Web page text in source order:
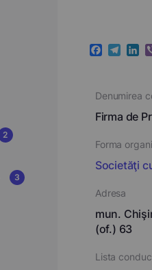
2
3
Facebook
Denumirea
Firma de
Forma
Societăţi
Adresa
mun.
(of.) 63
Lista